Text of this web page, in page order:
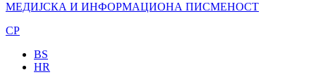
МЕДИЈСКА И ИНФОРМАЦИОНА ПИСМЕНОСТ
CP
BS
HR